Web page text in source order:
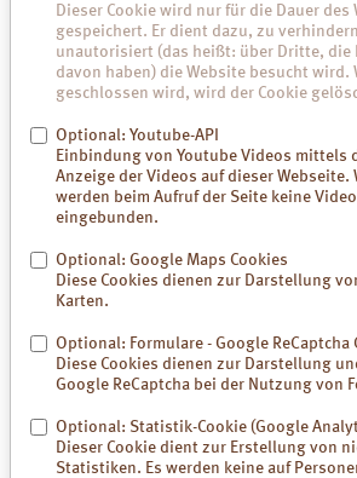
Laden Sie hier die vollständige Pressemappe
herunter:
Zur Pressemappe
Pressekontakt:
Ariane Kaestner
Heilerde-Gesellschaft Luvos
Otto-Hahn-Straße 23
61381 Friedrichsdorf
Dieser Cookie wird nur für die Dauer des
gespeichert. Er dient dazu, zu
unautorisiert (das heißt: über Dritte, die
davon haben) die Website besucht wird.
geschlossen wird, wird der Cookie
Optional: Youtube-API
Einbindung von Youtube Videos mittels
Anzeige der Videos auf dieser
werden beim Aufruf der Seite keine
eingebunden.
Optional: Google Maps Cookies
Diese Cookies dienen zur Darstellung
Karten.
Optional: Formulare - Google ReCaptcha
Diese Cookies dienen zur Darstellung
Google ReCaptcha bei der Nutzung von
Optional: Statistik-Cookie (Google
Dieser Cookie dient zur Erstellung von
Statistiken. Es werden keine auf